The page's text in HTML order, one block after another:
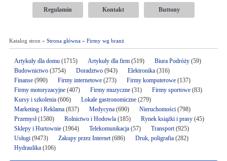
Regulamin Kontakt Buttony
Katalog stron » Strona główna» Firmy wg branż
Artykuły dla domu(1715) Artykuły dla firm(519) Biura Podróży(59)
Budownictwo(3754) Doradztwo(943) Elektronika (316)
Finanse(990) Firmy internetowe (273) Firmy komputerowe(137)
Firmy motoryzacyjne(407) Firmy muzyczne(31) Firmy sportowe(83)
Kursy i szkolenia(606) Lokale gastronomiczne(279)
Marketing i Reklama(837) Medycyna(690) Nieruchomości(798)
Przemysł(1580) Rolnictwo i Hodowla(185) Rynek książki i prasy(45)
Sklepy i Hurtownie(1964) Telekomunikacja(57) Transport(925)
Usługi(9473) Zakupy przez Internet(686) Druk, poligrafia(282)
Hydraulika(106)